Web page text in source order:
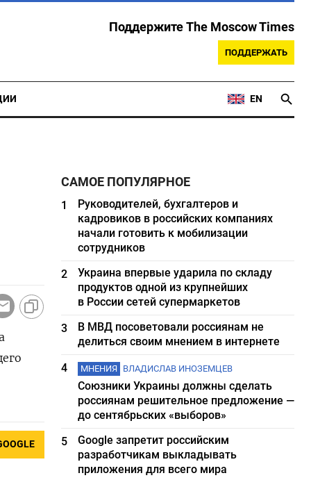
Поддержите The Moscow Times
ПОДДЕРЖАТЬ
EN
САМОЕ ПОПУЛЯРНОЕ
1
Руководителей, бухгалтеров и
кадровиков в российских компаниях
начали готовить к мобилизации
сотрудников
2
Украина впервые ударила по складу
продуктов одной из крупнейших
в России сетей супермаркетов
3
В МВД посоветовали россиянам не
делиться своим мнением в интернете
4
МНЕНИЯ ВЛАДИСЛАВ ИНОЗЕМЦЕВ
Союзники Украины должны сделать
россиянам решительное предложение —
до сентябрьских «выборов»
5
Google запретит российским
разработчикам выкладывать
приложения для всего мира